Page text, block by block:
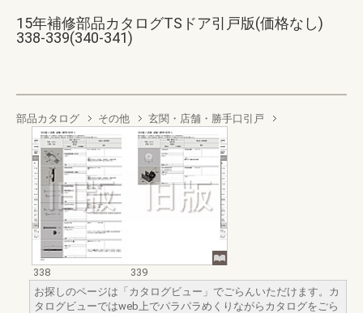
15年補修部品カタログTSドア引戸版(価格なし)
338-339(340-341)
部品カタログ その他 玄関・店舗・勝手口引戸
338
339
お探しのページは「カタログビュー」でごらんいただけます。カ
タログビューではweb上でパラパラめくりながらカタログをごら